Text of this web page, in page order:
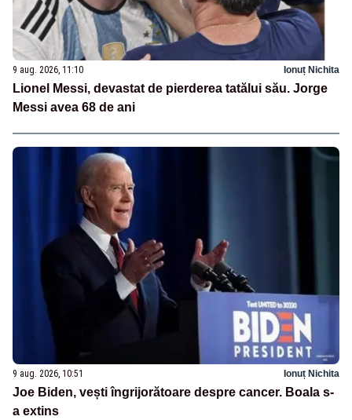
9 aug. 2026, 11:10 Ionuț Nichita
Lionel Messi, devastat de pierderea tatălui său. Jorge
Messi avea 68 de ani
9 aug. 2026, 10:51 Ionuț Nichita
Joe Biden, vești îngrijorătoare despre cancer. Boala s-
a extins